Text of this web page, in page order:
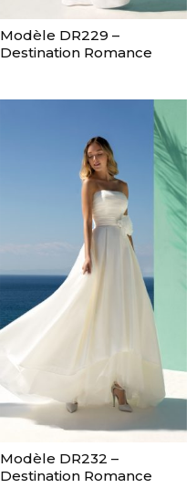
Modèle DR229 –
Destination Romance
Modèle DR232 –
Destination Romance